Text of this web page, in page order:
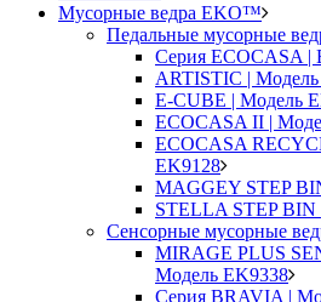
Мусорные ведра EKO™
Педальные мусорные
Серия ECOCASA |
ARTISTIC |
E-CUBE | Модель
ECOCASA II |
ECOCASA
EK9128
MAGGEY STEP
STELLA STEP
Сенсорные мусорные
MIRAGE PLUS
Модель EK9338
Серия BRAVIA |